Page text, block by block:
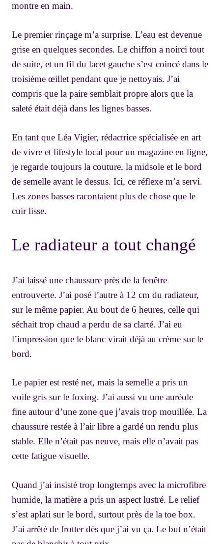
montre en main.
Le premier rinçage m’a surprise. L’eau est devenue
grise en quelques secondes. Le chiffon a noirci tout
de suite, et un fil du lacet gauche s’est coincé dans le
troisième œillet pendant que je nettoyais. J’ai
compris que la paire semblait propre alors que la
saleté était déjà dans les lignes basses.
En tant que Léa Vigier, rédactrice spécialisée en art
de vivre et lifestyle local pour un magazine en ligne,
je regarde toujours la couture, la midsole et le bord
de semelle avant le dessus. Ici, ce réflexe m’a servi.
Les zones basses racontaient plus de chose que le
cuir lisse.
Le radiateur a tout changé
J’ai laissé une chaussure près de la fenêtre
entrouverte. J’ai posé l’autre à 12 cm du radiateur,
sur le même papier. Au bout de 6 heures, celle qui
séchait trop chaud a perdu de sa clarté. J’ai eu
l’impression que le blanc virait déjà au crème sur le
bord.
Le papier est resté net, mais la semelle a pris un
voile gris sur le foxing. J’ai aussi vu une auréole
fine autour d’une zone que j’avais trop mouillée. La
chaussure restée à l’air libre a gardé un rendu plus
stable. Elle n’était pas neuve, mais elle n’avait pas
cette fatigue visuelle.
Quand j’ai insisté trop longtemps avec la microfibre
humide, la matière a pris un aspect lustré. Le relief
s’est aplati sur le bord, surtout près de la toe box.
J’ai arrêté de frotter dès que j’ai vu ça. Le but n’était